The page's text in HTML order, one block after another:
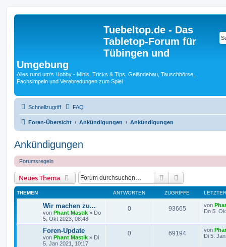
Tuebeltop.de - Das
Tabletop-Forum für
Tübingen und
Umgebung
Alles rund um's Hobby - Minis, Tricks & Tips, Geländebau, Tauschbörse,
Fachsimpeln und Verabredungen zum Spiel
Schnellzugriff FAQ
Foren-Übersicht Ankündigungen Ankündigungen
Ankündigungen
Forumsregeln
Neues Thema Suche
THEMEN ANTWORTEN ZUGRIFFE
Wir machen zu...
von Phant Mastik » Do
5. Okt 2023, 08:48
0 93665 von
Do 5.
Foren-Update
von Phant Mastik » Di
5. Jan 2021, 10:17
0 69194 von
Di 5.